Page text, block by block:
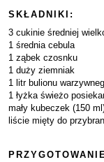
SKŁADNIKI:
3 cukinie średniej
1 średnia cebula
1 ząbek czosnku
1 duży ziemniak
1 litr bulionu
1 łyżka świeżo
mały kubeczek (150
liście mięty do